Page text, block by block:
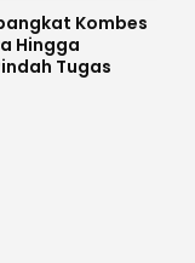
Kombes
Hingga
Tugas